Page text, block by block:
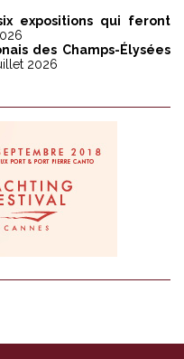
expositions qui feront
des Champs-Élysées
2026